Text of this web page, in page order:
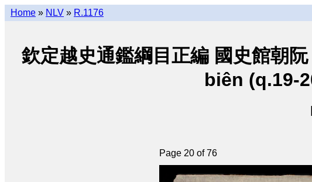
Home » NLV » R.1176
欽定越史通鑑綱目正編 國史館
biên (q.19-
Page 20 of 76